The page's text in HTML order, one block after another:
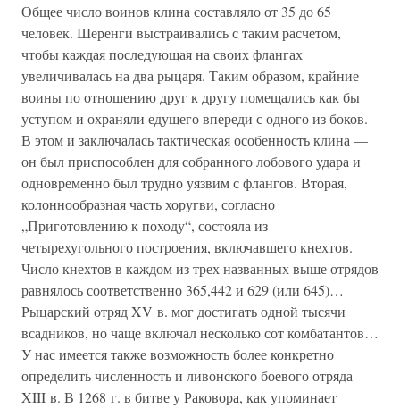
Общее число воинов клина составляло от 35 до 65
человек. Шеренги выстраивались с таким расчетом,
чтобы каждая последующая на своих флангах
увеличивалась на два рыцаря. Таким образом, крайние
воины по отношению друг к другу помещались как бы
уступом и охраняли едущего впереди с одного из боков.
В этом и заключалась тактическая особенность клина —
он был приспособлен для собранного лобового удара и
одновременно был трудно уязвим с флангов. Вторая,
колоннообразная часть хоругви, согласно
„Приготовлению к походу“, состояла из
четырехугольного построения, включавшего кнехтов.
Число кнехтов в каждом из трех названных выше отрядов
равнялось соответственно 365,442 и 629 (или 645)…
Рыцарский отряд XV в. мог достигать одной тысячи
всадников, но чаще включал несколько сот комбатантов…
У нас имеется также возможность более конкретно
определить численность и ливонского боевого отряда
XIII в. В 1268 г. в битве у Раковора, как упоминает